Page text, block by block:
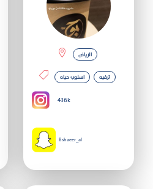
الرياض
اسلوب حياه ترفيه
436k
Bshaeer_al